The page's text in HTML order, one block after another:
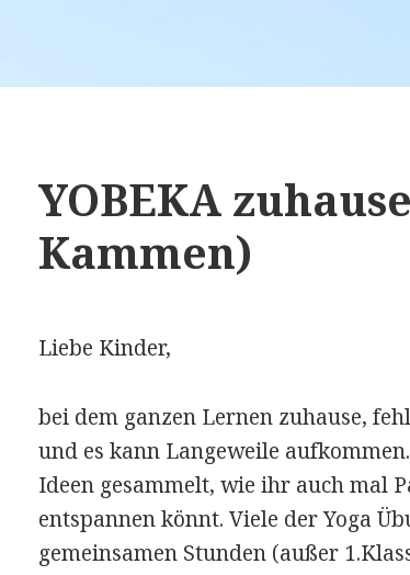
YOBEKA
Kammen)
Liebe Kinder,
bei dem ganzen Lernen zuhause,
und es kann Langeweile
Ideen gesammelt, wie ihr auch mal
entspannen könnt. Viele der Yoga
gemeinsamen Stunden (außer